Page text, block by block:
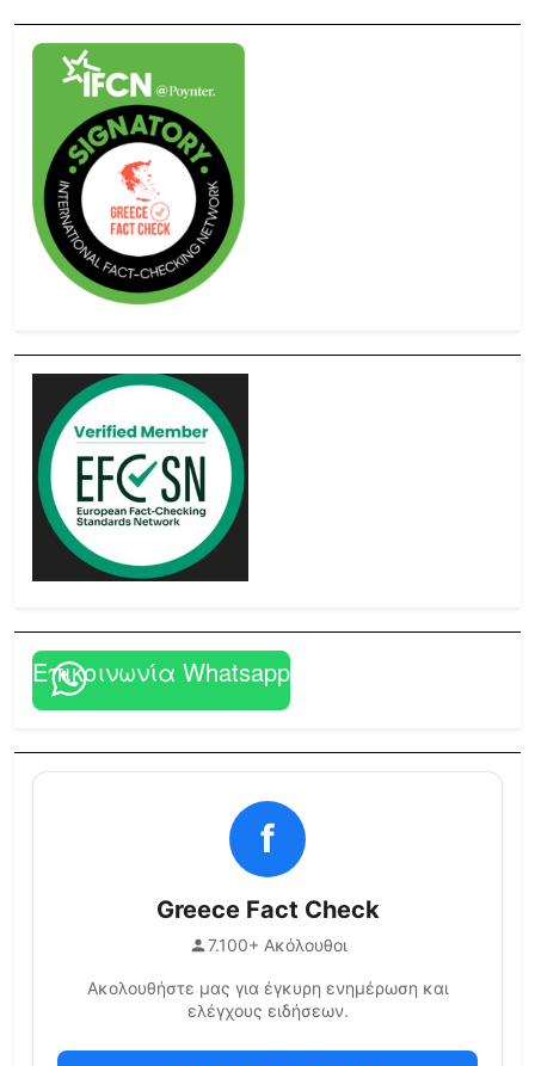
Επικοινωνία Whatsapp
f
Greece Fact Check
7.100+ Ακόλουθοι
Ακολουθήστε μας για έγκυρη ενημέρωση και
ελέγχους ειδήσεων.